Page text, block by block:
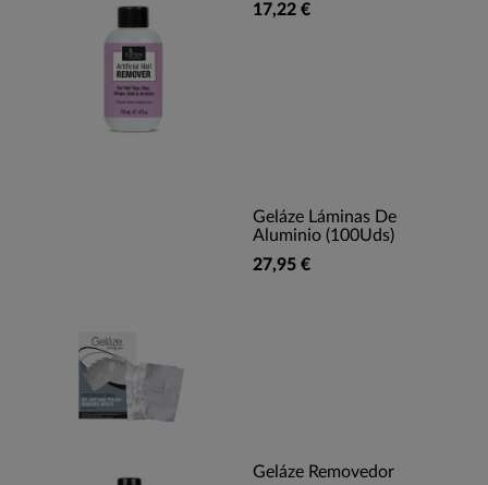
17,22 €
Geláze Láminas De
Aluminio (100Uds)
27,95 €
Geláze Removedor